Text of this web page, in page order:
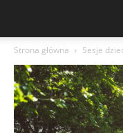
Strona główna Sesje